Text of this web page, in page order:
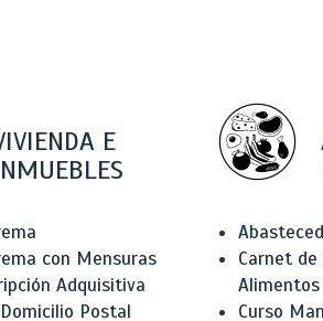
E
con Mensuras
Adquisitiva
Postal
Carnet
Alimentos
Curso